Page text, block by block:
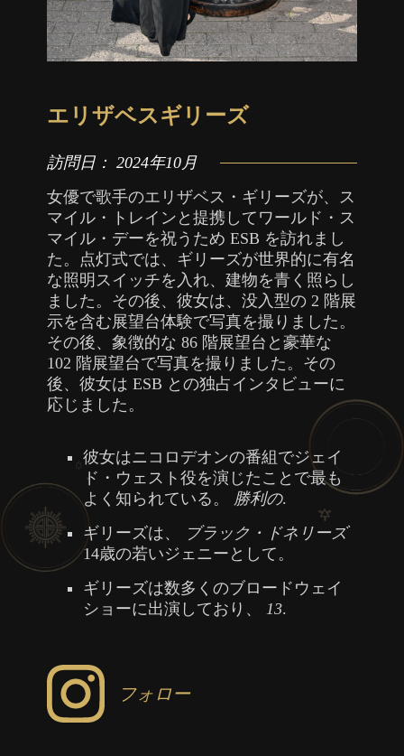
エリザベスギリーズ
訪問日：2024年10月
女優で歌手のエリザベス・ギリーズが、ス
マイル・トレインと提携してワールド・ス
マイル・デーを祝うため ESB を訪れまし
た。点灯式では、ギリーズが世界的に有名
な照明スイッチを入れ、建物を青く照らし
ました。その後、彼女は、没入型の 2 階展
示を含む展望台体験で写真を撮りました。
その後、象徴的な 86 階展望台と豪華な
102 階展望台で写真を撮りました。その
後、彼女は ESB との独占インタビューに
応じました。
彼女はニコロデオンの番組でジェイ
ド・ウェスト役を演じたことで最も
よく知られている。 勝利の.
ギリーズは、
ブラック・ドネリーズ
14歳の若いジェニーとして。
ギリーズは数多くのブロードウェイ
ショーに出演しており、 13.
フォロー